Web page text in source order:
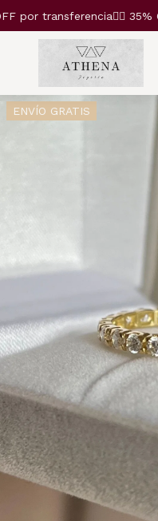
por transferencia❤️‍🔥 35%
ENVÍO GRATIS